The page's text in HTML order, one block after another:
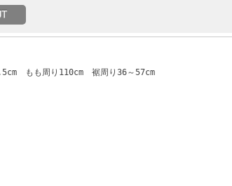
もも周り110cm 裾周り36～57cm